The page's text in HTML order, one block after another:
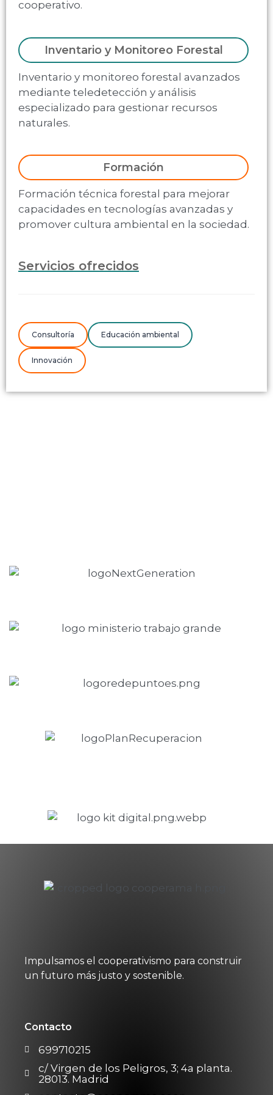
cooperativo.
Inventario y Monitoreo Forestal
Inventario y monitoreo forestal avanzados
mediante teledetección y análisis
especializado para gestionar recursos
naturales.
Formación
Formación técnica forestal para mejorar
capacidades en tecnologías avanzadas y
promover cultura ambiental en la sociedad.
Servicios ofrecidos
Consultoría Educación ambiental
Innovación
Impulsamos el cooperativismo para construir
un futuro más justo y sostenible.
Contacto
699710215
c/ Virgen de los Peligros, 3; 4a planta.
28013. Madrid